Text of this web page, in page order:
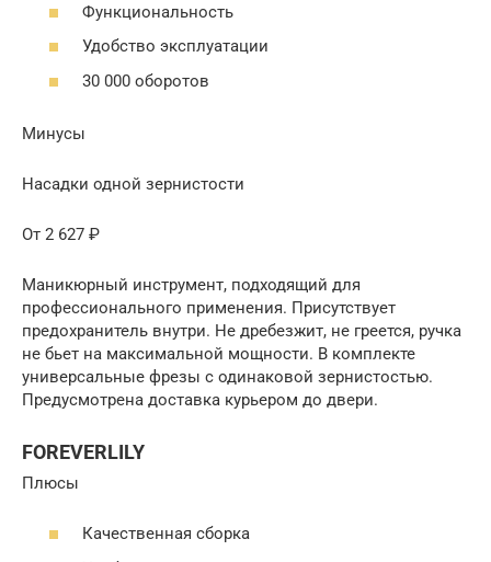
Функциональность
Удобство эксплуатации
30 000 оборотов
Минусы
Насадки одной зернистости
От 2 627 ₽
Маникюрный инструмент, подходящий для
профессионального применения. Присутствует
предохранитель внутри. Не дребезжит, не греется, ручка
не бьет на максимальной мощности. В комплекте
универсальные фрезы с одинаковой зернистостью.
Предусмотрена доставка курьером до двери.
FOREVERLILY
Плюсы
Качественная сборка